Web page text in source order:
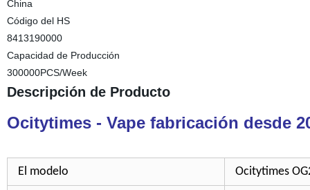
China
Código del HS
8413190000
Capacidad de Producción
300000PCS/Week
Descripción de Producto
Ocitytimes - Vape fabricación desde
El modelo Ocitytimes